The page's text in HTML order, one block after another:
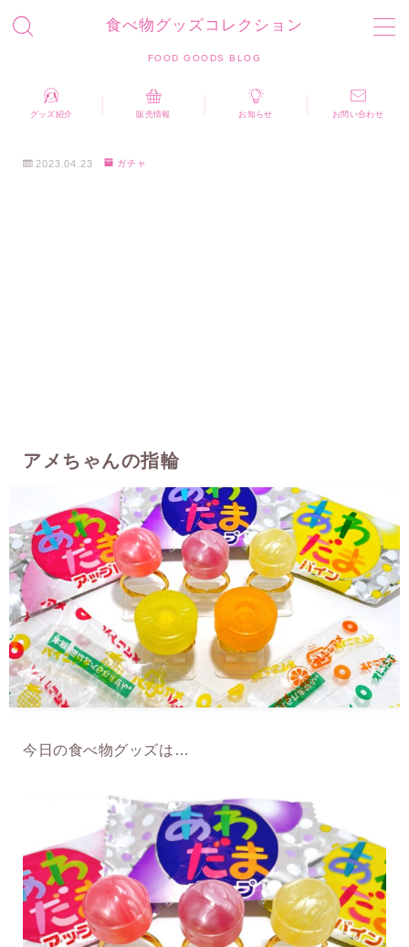
食べ物グッズコレクション
FOOD GOODS BLOG
プライバシーポリシー
運営者情報
グッズ紹介 販売情報 お知らせ お問い合わせ
2023.04.23 ガチャ
アメちゃんの指輪
今日の食べ物グッズは…